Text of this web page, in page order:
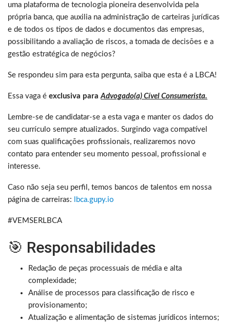
uma plataforma de tecnologia pioneira desenvolvida pela
própria banca, que auxilia na administração de carteiras jurídicas
e de todos os tipos de dados e documentos das empresas,
possibilitando a avaliação de riscos, a tomada de decisões e a
gestão estratégica de negócios?
Se respondeu sim para esta pergunta, saiba que esta é a LBCA!
Essa vaga é exclusiva para Advogado(a) Cível Consumerista.
Lembre-se de candidatar-se a esta vaga e manter os dados do
seu currículo sempre atualizados. Surgindo vaga compatível
com suas qualificações profissionais, realizaremos novo
contato para entender seu momento pessoal, profissional e
interesse.
Caso não seja seu perfil, temos bancos de talentos em nossa
página de carreiras:
lbca.gupy.io
#VEMSERLBCA
🎯 Responsabilidades
Redação de peças processuais de média e alta
complexidade;
Análise de processos para classificação de risco e
provisionamento;
Atualização e alimentação de sistemas jurídicos internos;